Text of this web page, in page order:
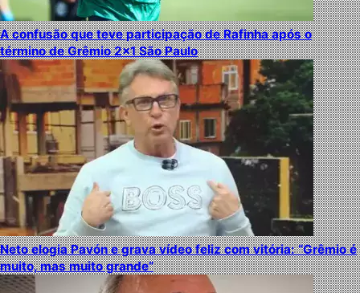
A confusão que teve participação de Rafinha após o
término de Grêmio 2×1 São Paulo
Neto elogia Pavón e grava vídeo feliz com vitória: “Grêmio é
muito, mas muito grande”